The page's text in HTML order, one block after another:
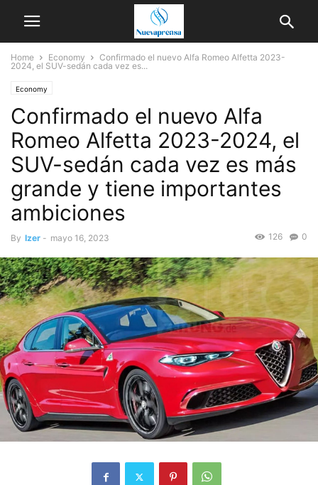
Home Economy
Confirmado el nuevo Alfa Romeo Alfetta 2023-
2024, el SUV-sedán cada vez es...
Economy
Confirmado el nuevo Alfa
Romeo Alfetta 2023-2024, el
SUV-sedán cada vez es más
grande y tiene importantes
ambiciones
By Izer - mayo 16, 2023 0
126